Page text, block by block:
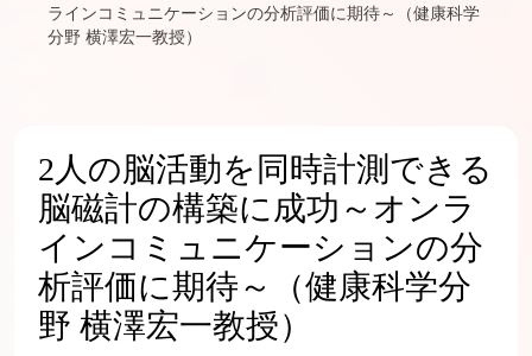
ラインコミュニケーションの分析評価に期待～（健康科学
分野 横澤宏一教授）
2人の脳活動を同時計測できる
脳磁計の構築に成功～オンラ
インコミュニケーションの分
析評価に期待～（健康科学分
野 横澤宏一教授）